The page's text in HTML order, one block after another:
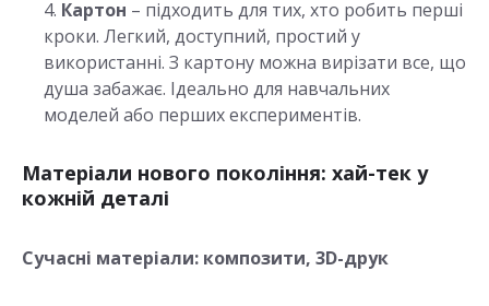
Картон – підходить для тих, хто робить перші
кроки. Легкий, доступний, простий у
використанні. З картону можна вирізати все, що
душа забажає. Ідеально для навчальних
моделей або перших експериментів.
Матеріали нового покоління: хай-тек у
кожній деталі
Сучасні матеріали: композити, 3D-друк